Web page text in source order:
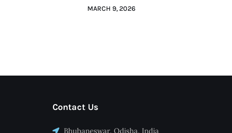
MARCH 9, 2026
Contact Us
Bhubaneswar, Odisha, India